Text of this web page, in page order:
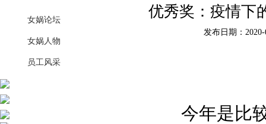
女娲论坛
女娲人物
员工风采
优秀奖：疫情下
发布日期：2020-
今年是比较